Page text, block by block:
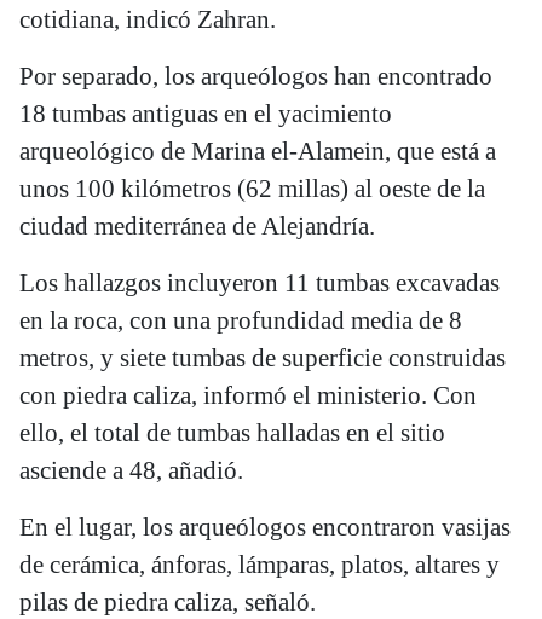
cotidiana, indicó Zahran.
Por separado, los arqueólogos han encontrado
18 tumbas antiguas en el yacimiento
arqueológico de Marina el-Alamein, que está a
unos 100 kilómetros (62 millas) al oeste de la
ciudad mediterránea de Alejandría.
Los hallazgos incluyeron 11 tumbas excavadas
en la roca, con una profundidad media de 8
metros, y siete tumbas de superficie construidas
con piedra caliza, informó el ministerio. Con
ello, el total de tumbas halladas en el sitio
asciende a 48, añadió.
En el lugar, los arqueólogos encontraron vasijas
de cerámica, ánforas, lámparas, platos, altares y
pilas de piedra caliza, señaló.